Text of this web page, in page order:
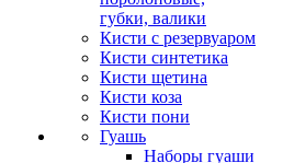
губки, валики
Кисти с резервуаром
Кисти синтетика
Кисти щетина
Кисти коза
Кисти пони
Гуашь
Наборы гуаши